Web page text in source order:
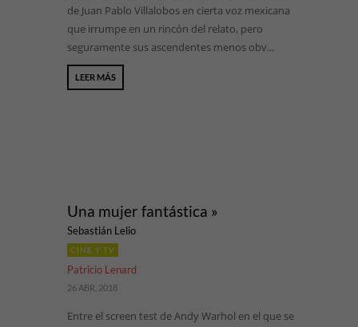
de Juan Pablo Villalobos en cierta voz mexicana
que irrumpe en un rincón del relato, pero
seguramente sus ascendentes menos obv...
LEER MÁS
Una mujer fantástica »
Sebastián Lelio
CINE Y TV
Patricio Lenard
26 ABR, 2018
Entre el screen test de Andy Warhol en el que se